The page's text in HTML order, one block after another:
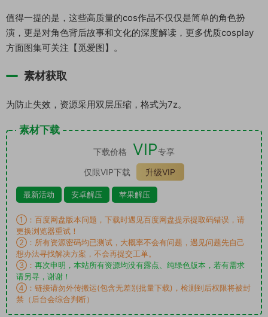
值得一提的是，这些高质量的cos作品不仅仅是简单的角色扮
演，更是对角色背后故事和文化的深度解读，更多优质cosplay
方面图集可关注【觅爱图】。
素材获取
为防止失效，资源采用双层压缩，格式为7z。
素材下载
下载价格 VIP专享
仅限VIP下载
升级VIP
最新活动 安卓解压 苹果解压
①：百度网盘版本问题，下载时遇见百度网盘提示提取码错误，请
更换浏览器重试！
②：所有资源密码均已测试，大概率不会有问题，遇见问题先自己
想办法寻找解决方案，不会再提交工单。
③： 再次申明，本站所有资源均没有露点、纯绿色版本，若有需求
请另寻，谢谢！
④：链接请勿外传搬运(包含无差别批量下载)，检测到后权限将被封
禁（后台会综合判断）